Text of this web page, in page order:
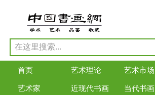
首页 艺术理论 艺术市场
艺术家 近现代书画 当代书画